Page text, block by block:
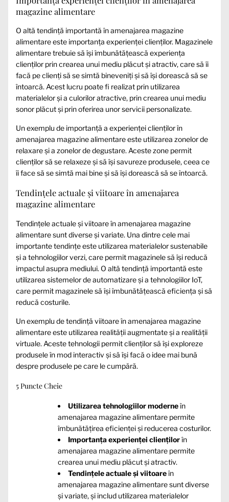
magazine alimentare
O altă tendință importantă în amenajarea magazine
alimentare este importanța experienței clienților. Magazinele
alimentare trebuie să își îmbunătățească experiența
clienților prin crearea unui mediu plăcut și atractiv, care să îi
facă pe clienți să se simtă bineveniți și să își dorească să se
întoarcă. Acest lucru poate fi realizat prin utilizarea
materialelor și a culorilor atractive, prin crearea unui mediu
sonor plăcut și prin oferirea unor servicii personalizate.
Un exemplu de importanță a experienței clienților în
amenajarea magazine alimentare este utilizarea zonelor de
relaxare și a zonelor de degustare. Aceste zone permit
clienților să se relaxeze și să își savureze produsele, ceea ce
îi face să se simtă mai bine și să își dorească să se întoarcă.
Tendințele actuale și viitoare în amenajarea
magazine alimentare
Tendințele actuale și viitoare în amenajarea magazine
alimentare sunt diverse și variate. Una dintre cele mai
importante tendințe este utilizarea materialelor sustenabile
și a tehnologiilor verzi, care permit magazinele să își reducă
impactul asupra mediului. O altă tendință importantă este
utilizarea sistemelor de automatizare și a tehnologiilor IoT,
care permit magazinele să își îmbunătățească eficiența și să
reducă costurile.
Un exemplu de tendință viitoare în amenajarea magazine
alimentare este utilizarea realității augmentate și a realității
virtuale. Aceste tehnologii permit clienților să își exploreze
produsele în mod interactiv și să își facă o idee mai bună
despre produsele pe care le cumpără.
5 Puncte Cheie
Utilizarea tehnologiilor moderneîn
amenajarea magazine alimentare permite
îmbunătățirea eficienței și reducerea costurilor.
Importanța experienței cliențilorîn
amenajarea magazine alimentare permite
crearea unui mediu plăcut și atractiv.
Tendințele actuale și viitoareîn
amenajarea magazine alimentare sunt diverse
și variate, și includ utilizarea materialelor